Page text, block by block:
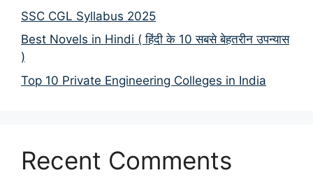
SSC CGL Syllabus 2025
Best Novels in Hindi ( हिंदी के 10 सबसे बेहतरीन उपन्यास
)
Top 10 Private Engineering Colleges in India
Recent Comments